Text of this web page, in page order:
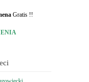
Gratis !!